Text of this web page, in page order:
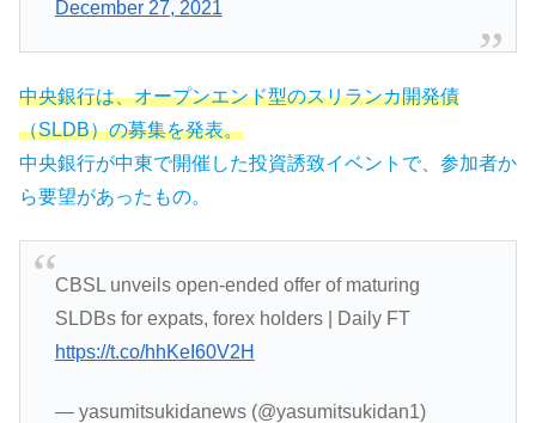
December 27, 2021
中央銀行は、オープンエンド型のスリランカ開発債
（SLDB）の募集を発表。
中央銀行が中東で開催した投資誘致イベントで、参加者か
ら要望があったもの。
CBSL unveils open-ended offer of maturing
SLDBs for expats, forex holders | Daily FT
https://t.co/hhKeI60V2H
— yasumitsukidanews (@yasumitsukidan1)